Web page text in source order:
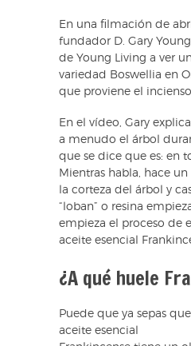
En una filmación de
fundador D. Gary
de Young Living a ver
variedad Boswellia en
que proviene el incienso.
En el vídeo, Gary
a menudo el árbol
que se dice que es: en
Mientras habla, hace
la corteza del árbol y
“loban” o resina
empieza el proceso de
aceite esencial
¿A qué huele
Puede que ya sepas que
aceite esencial